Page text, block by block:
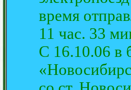
время
11 час. 33
С 16.10.06 в